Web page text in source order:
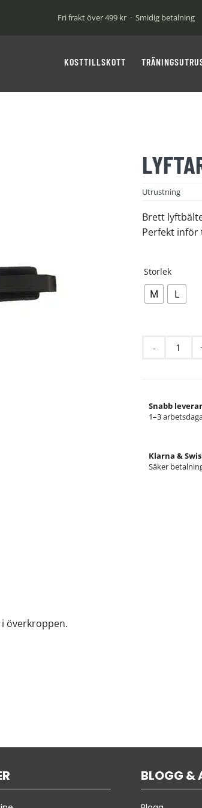
Fri frakt över 499 kr · Smidig betalning
KOSTTILLSKOTT
Utrustning
Brett
Perfekt inför
Storlek
M L
Snabb
1–3
Klarna &
Säker
överkroppen.
BLOGG &